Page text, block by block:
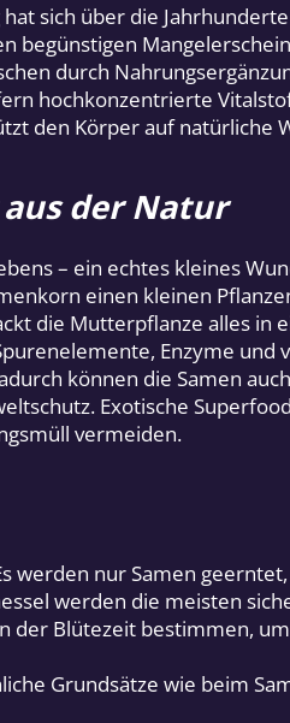
sich über die
begünstigen
durch
hochkonzentrierte
den Körper auf natürliche
der Natur
– ein echtes kleines
einen kleinen
die Mutterpflanze alles in
Enzyme
können die Samen
Exotische
vermeiden.
werden nur Samen
werden die meisten
der Blütezeit bestimmen,
Grundsätze wie beim